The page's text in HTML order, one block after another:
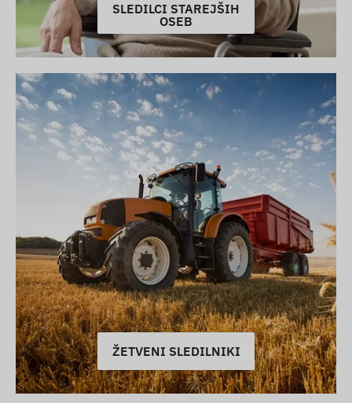
SLEDILCI STAREJŠIH
OSEB
ŽETVENI SLEDILNIKI